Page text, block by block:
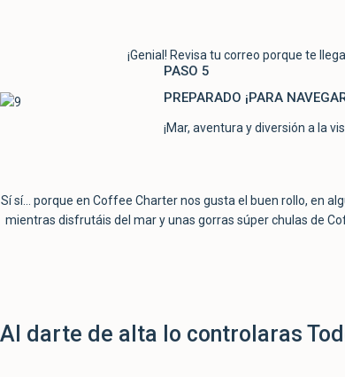
¡Genial! Revisa tu correo porque te
PASO 5
PREPARADO ¡PARA
¡Mar, aventura y diversión a la
Sí sí… porque en Coffee Charter nos gusta el buen rollo, en
mientras disfrutáis del mar y unas gorras súper chulas de
Al darte de alta lo controlaras